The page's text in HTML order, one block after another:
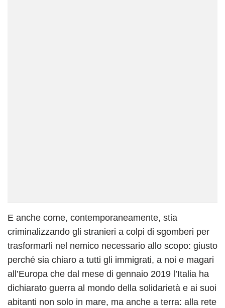
E anche come, contemporaneamente, stia
criminalizzando gli stranieri a colpi di sgomberi per
trasformarli nel nemico necessario allo scopo: giusto
perché sia chiaro a tutti gli immigrati, a noi e magari
all’Europa che dal mese di gennaio 2019 l’Italia ha
dichiarato guerra al mondo della solidarietà e ai suoi
abitanti non solo in mare, ma anche a terra: alla rete